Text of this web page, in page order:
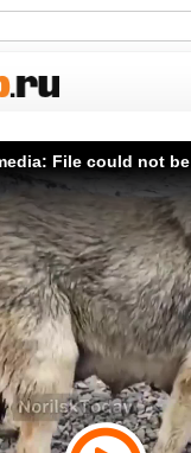
File could not be